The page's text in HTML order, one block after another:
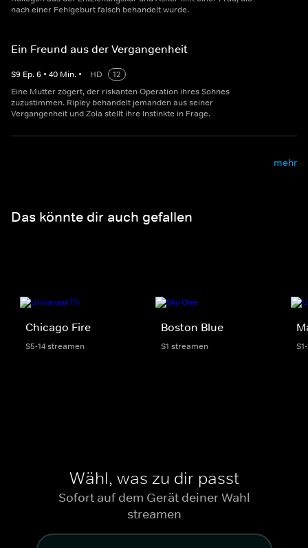
nach einer Fehlgeburt falsch behandelt wurde.
Ein Freund aus der Vergangenheit
S9 Ep.6 • 40 Min. • HD
12
Eine Mutter zögert, der riskanten Operation ihres Sohnes
zuzustimmen. Ripley behandelt jemanden aus seiner
Vergangenheit und Zola stellt ihre Instinkte in Frage.
mehr
Das könnte dir auch gefallen
Chicago Fire
S5-14 streamen
Boston Blue
S1 streamen
Wähl, was zu dir passt
Sofort auf dem Gerät deiner Wahl
streamen